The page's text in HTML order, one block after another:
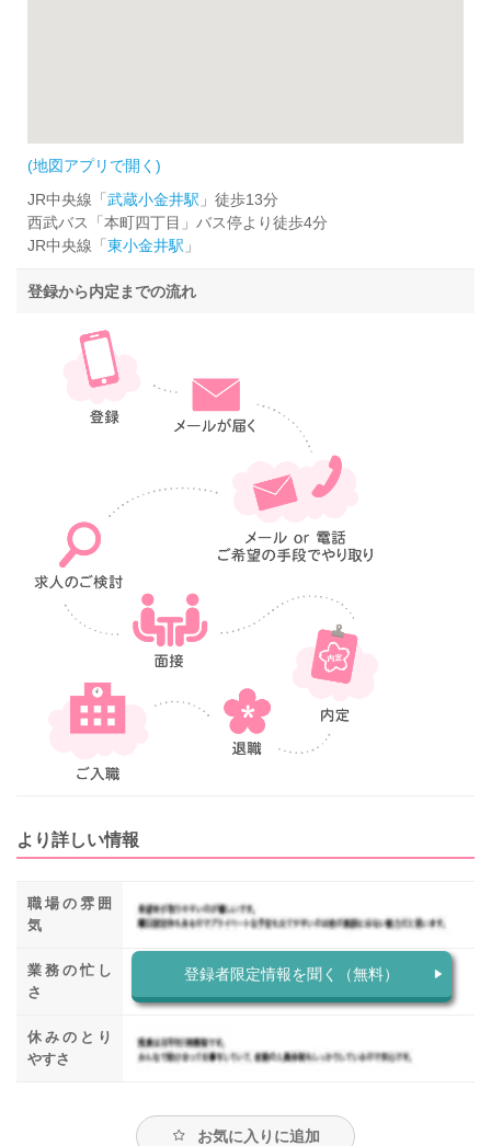
(地図アプリで開く)
JR中央線「 武蔵小金井駅 」徒歩13分
西武バス「本町四丁目」バス停より徒歩4分
JR中央線「 東小金井駅 」
登録から内定までの流れ
より詳しい情報
職場の雰囲
気
業務の忙し
さ
休みのとり
やすさ
登録者限定情報を聞く（無料）
お気に入りに追加